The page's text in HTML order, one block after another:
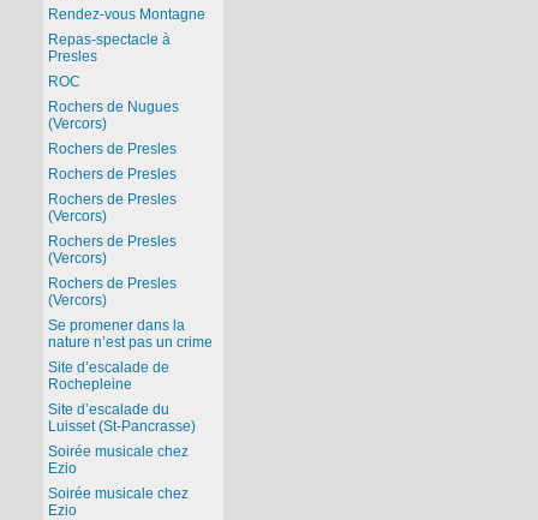
Rendez-vous Montagne
Repas-spectacle à
Presles
ROC
Rochers de Nugues
(Vercors)
Rochers de Presles
Rochers de Presles
Rochers de Presles
(Vercors)
Rochers de Presles
(Vercors)
Rochers de Presles
(Vercors)
Se promener dans la
nature n’est pas un crime
Site d’escalade de
Rochepleine
Site d’escalade du
Luisset (St-Pancrasse)
Soirée musicale chez
Ezio
Soirée musicale chez
Ezio